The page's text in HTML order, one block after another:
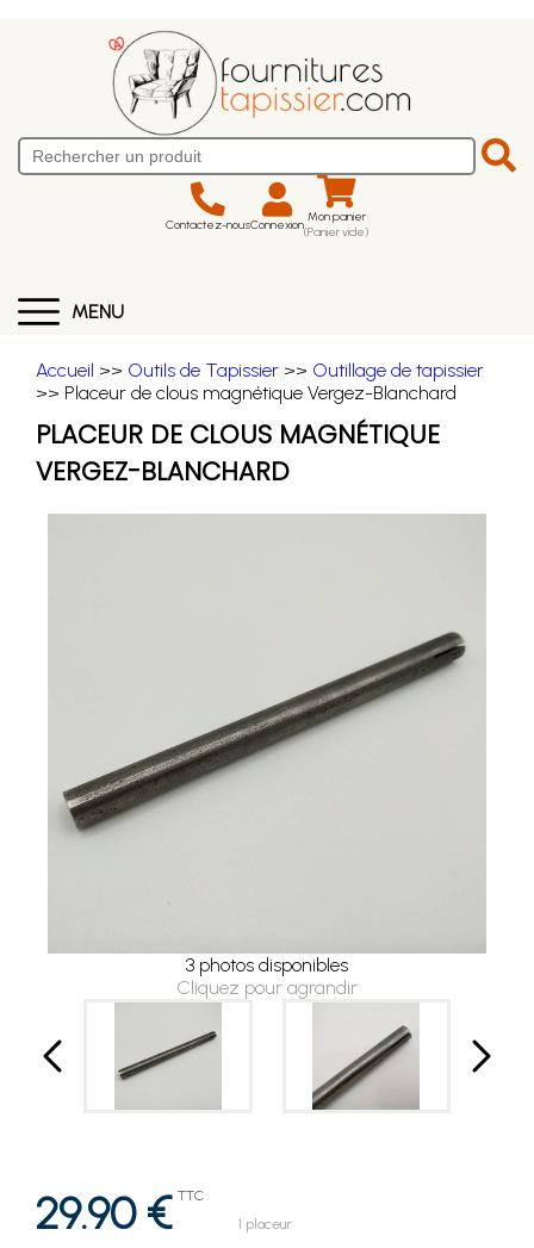
Contactez-nousConnexion Mon panier
(Panier vide)
MENU
Accueil >> Outils de Tapissier >> Outillage de tapissier
>> Placeur de clous magnétique Vergez-Blanchard
PLACEUR DE CLOUS MAGNÉTIQUE
VERGEZ-BLANCHARD
3 photos disponibles
Cliquez pour agrandir
29.90 € TTC
1 placeur